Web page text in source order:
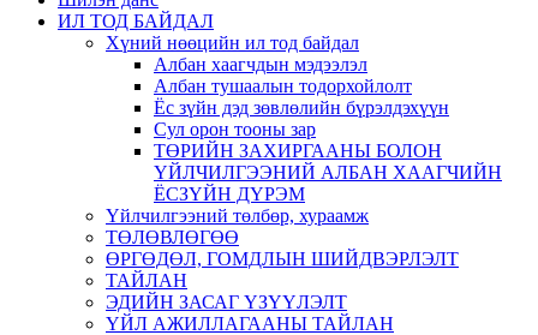
ИЛ ТОД БАЙДАЛ
Хүний нөөцийн ил тод байдал
Албан хаагчдын мэдээлэл
Албан тушаалын тодорхойлолт
Ёс зүйн дэд зөвлөлийн бүрэлдэхүүн
Сул орон тооны зар
ТӨРИЙН ЗАХИРГААНЫ БОЛОН
ҮЙЛЧИЛГЭЭНИЙ АЛБАН ХААГЧИЙН
ЁСЗҮЙН ДҮРЭМ
Үйлчилгээний төлбөр, хураамж
ТӨЛӨВЛӨГӨӨ
ӨРГӨДӨЛ, ГОМДЛЫН ШИЙДВЭРЛЭЛТ
ТАЙЛАН
ЭДИЙН ЗАСАГ ҮЗҮҮЛЭЛТ
ҮЙЛ АЖИЛЛАГААНЫ ТАЙЛАН